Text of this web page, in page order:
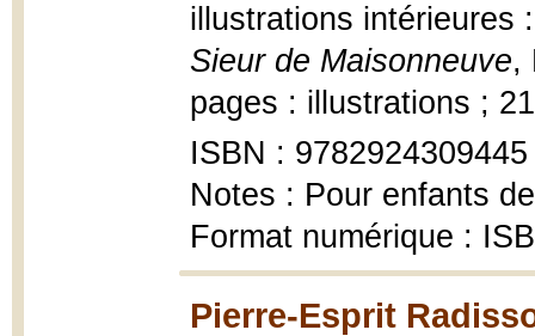
illustrations intérieures
Sieur de Maisonneuve,
pages : illustrations ;
ISBN : 9782924309445
Notes : Pour enfants
Format numérique :
Pierre-Esprit